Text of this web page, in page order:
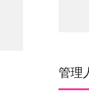
管理